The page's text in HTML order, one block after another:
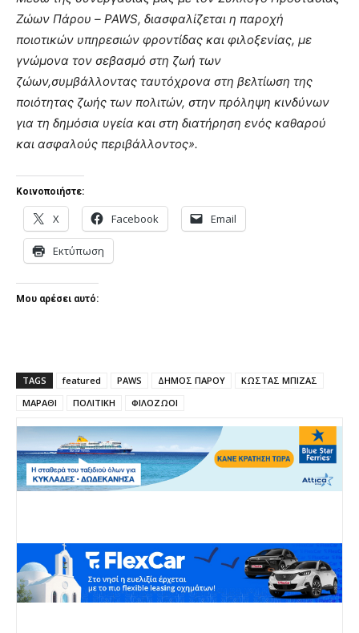
Ζώων Πάρου – PAWS, διασφαλίζεται η παροχή
ποιοτικών υπηρεσιών φροντίδας και φιλοξενίας, με
γνώμονα τον σεβασμό στη ζωή των
ζώων,συμβάλλοντας ταυτόχρονα στη βελτίωση της
ποιότητας ζωής των πολιτών, στην πρόληψη κινδύνων
για τη δημόσια υγεία και στη διατήρηση ενός καθαρού
και ασφαλούς περιβάλλοντος».
Κοινοποιήστε:
X Facebook Email
Εκτύπωση
Μου αρέσει αυτό:
TAGS featured PAWS ΔΗΜΟΣ ΠΑΡΟΥ
ΚΩΣΤΑΣ ΜΠΙΖΑΣ
ΜΑΡΑΘΙ
ΠΟΛΙΤΙΚΗ ΦΙΛΟΖΩΟΙ